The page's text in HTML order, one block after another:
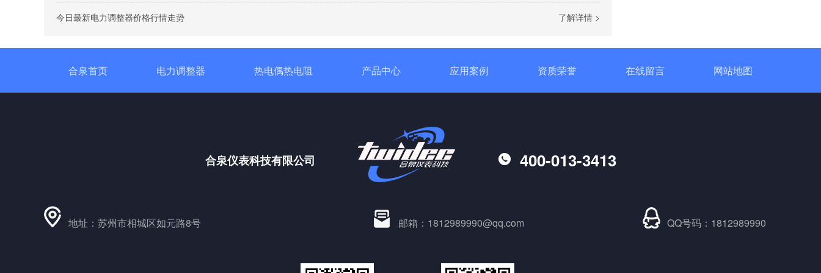
了解详情 >
今日最新电力调整器价格行情走势
合泉首页 电力调整器 热电偶热电阻 产品中心 应用案例 资质荣誉 在线留言 网站地图
合泉仪表科技有限公司 400-013-3413
地址：苏州市相城区如元路8号 邮箱：1812989990@qq.com QQ号码：1812989990